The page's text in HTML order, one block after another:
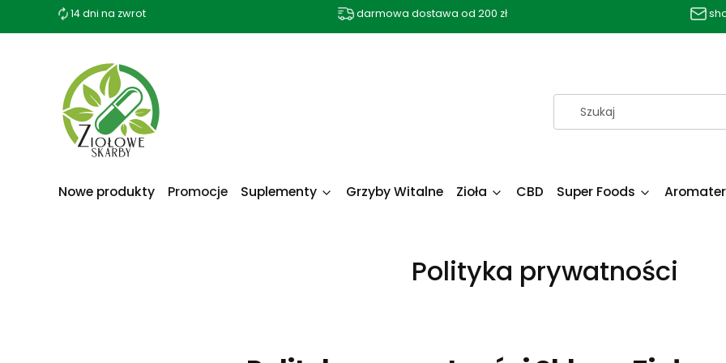
14 dni na zwrot darmowa dostawa od 200 zł
Nowe produkty Promocje Suplementy Grzyby Witalne Zioła CBD Super Foods
Polityka prywatności